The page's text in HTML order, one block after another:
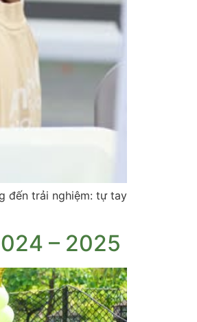
đến trải nghiệm: tự tay
– 2025​